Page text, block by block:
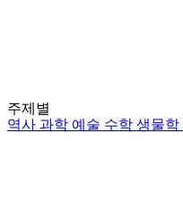
주제별
역사과학 예술 수학생물학